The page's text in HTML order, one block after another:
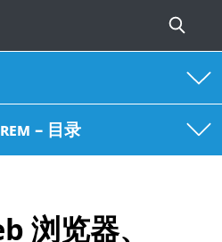
– 目录
浏览器、